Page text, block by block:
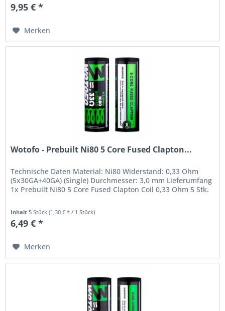
9,95 € *
Merken
Wotofo - Prebuilt Ni80 5 Core Fused Clapton...
Technische Daten Material: Ni80 Widerstand: 0,33 Ohm
(5x30GA+40GA) (Single) Durchmesser: 3,0 mm Lieferumfang
1x Prebuilt Ni80 5 Core Fused Clapton Coil 0,33 Ohm 5 Stk.
Inhalt5 Stück(1,30 € * / 1 Stück)
6,49 € *
Merken